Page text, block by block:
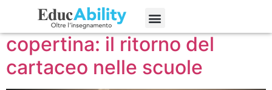
Dallo schermo alla
copertina: il ritorno del
cartaceo nelle scuole